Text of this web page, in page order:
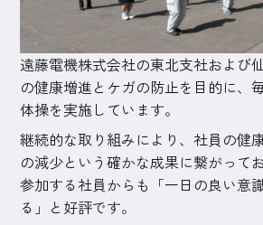
遠藤電機株式会社の東北支社および
の健康増進とケガの防止を目的に、
体操を実施しています。
継続的な取り組みにより、社員の健
の減少という確かな成果に繋がってお
参加する社員からも「一日の良い意
る」と好評です。